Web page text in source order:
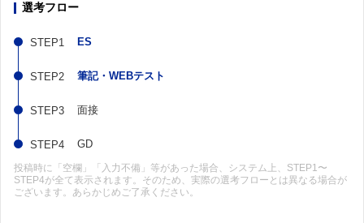
選考フロー
ES
筆記・WEBテスト
面接
GD
投稿時に「空欄」「入力不備」等があった場合、システム上、STEP1〜
STEP4が全て表示されます。そのため、実際の選考フローとは異なる場合が
ございます。あらかじめご了承ください。